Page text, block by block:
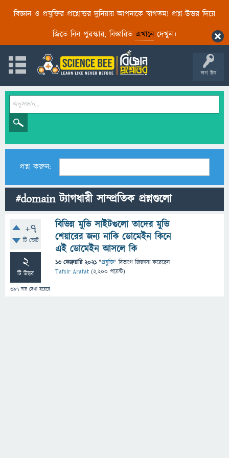
বিজ্ঞান ও প্রযুক্তির প্রশ্নোত্তর দুনিয়ায় আপনাকে স্বাগতম! প্রশ্ন-উত্তর দিয়ে
জিতে নিন পুরস্কার, বিস্তারিত এখানেদেখুন।
লগ ইন
প্রশ্ন করুন:
#domain ট্যাগধারী সাম্প্রতিক প্রশ্নগুলো
+7
টি ভোট
2
টি উত্তর
697 বার দেখা হয়েছে
বিভিন্ন মুভি সাইটগুলো তাদের মুভি
শেয়ারের জন্য নাকি ডোমেইন কিনে
এই ডোমেইন আসলে কি
13 ফেব্রুয়ারি 2021 "প্রযুক্তি" বিভাগে জিজ্ঞাসাকরেছেন
Tafsir Arafat (2,200 পয়েন্ট)